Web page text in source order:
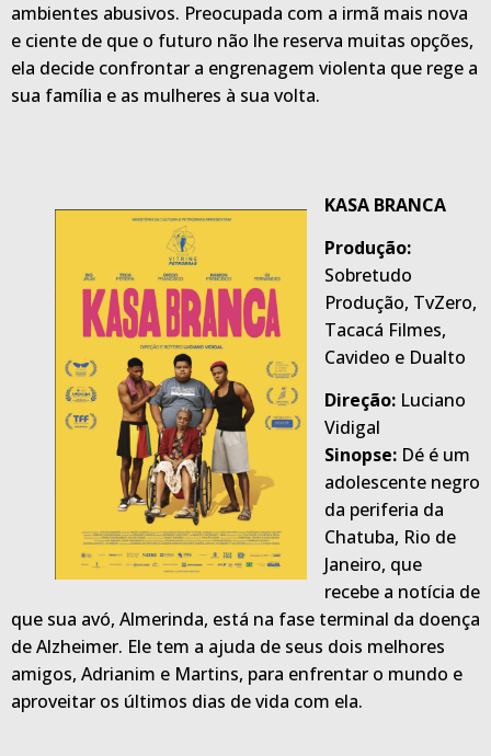
ambientes abusivos. Preocupada com a irmã mais nova
e ciente de que o futuro não lhe reserva muitas opções,
ela decide confrontar a engrenagem violenta que rege a
sua família e as mulheres à sua volta.
KASA BRANCA
Produção:
Sobretudo
Produção, TvZero,
Tacacá Filmes,
Cavideo e Dualto
Direção: Luciano
Vidigal
Sinopse: Dé é um
adolescente negro
da periferia da
Chatuba, Rio de
Janeiro, que
recebe a notícia de
que sua avó, Almerinda, está na fase terminal da doença
de Alzheimer. Ele tem a ajuda de seus dois melhores
amigos, Adrianim e Martins, para enfrentar o mundo e
aproveitar os últimos dias de vida com ela.